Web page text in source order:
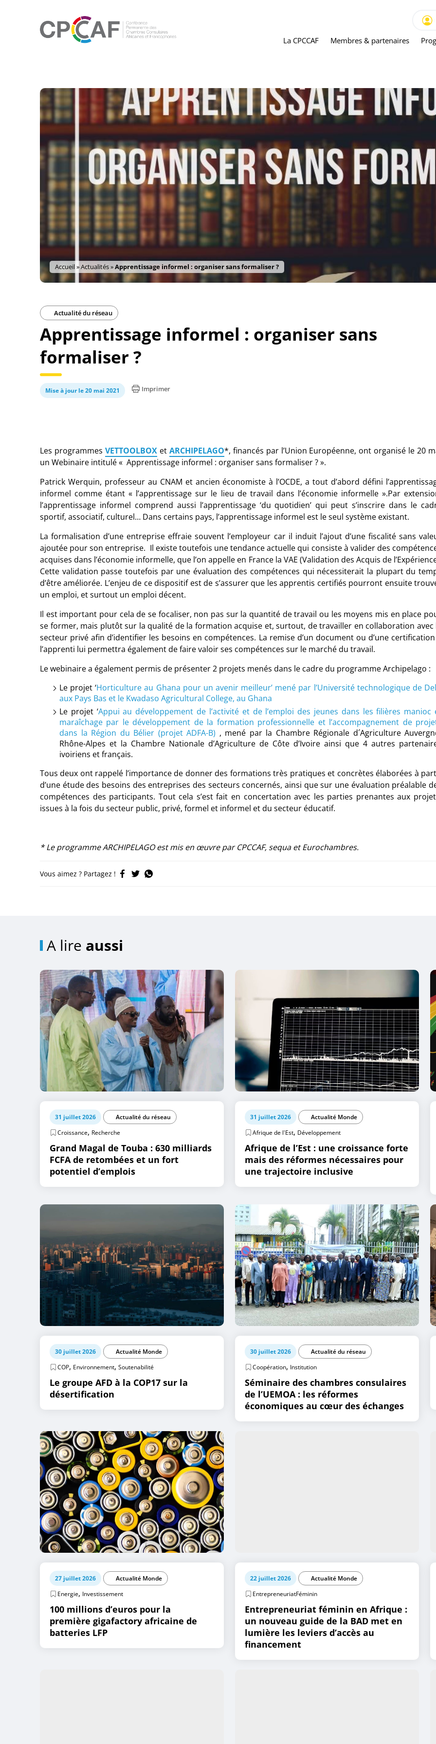
La CPCCAF Membres & partenaires
Accueil»Actualités»Apprentissage informel : organiser sans formaliser ?
Actualité du réseau
Apprentissage informel : organiser sans
formaliser ?
Mise à jour le 20 mai 2021 Imprimer
Les programmes VETTOOLBOX et ARCHIPELAGO*, financés par l’Union Européenne, ont organisé le 20
un Webinaire intitulé « Apprentissage informel : organiser sans formaliser ? ».
Patrick Werquin, professeur au CNAM et ancien économiste à l’OCDE, a tout d’abord défini
informel comme étant « l’apprentissage sur le lieu de travail dans l’économie informelle ».Par
l’apprentissage informel comprend aussi l’apprentissage ‘du quotidien’ qui peut s’inscrire dans le
sportif, associatif, culturel… Dans certains pays, l’apprentissage informel est le seul système existant.
La formalisation d’une entreprise effraie souvent l’employeur car il induit l’ajout d’une fiscalité sans
ajoutée pour son entreprise. Il existe toutefois une tendance actuelle qui consiste à valider des
acquises dans l’économie informelle, que l’on appelle en France la VAE (Validation des Acquis de
Cette validation passe toutefois par une évaluation des compétences qui nécessiterait la plupart du
d’être améliorée. L’enjeu de ce dispositif est de s’assurer que les apprentis certifiés pourront ensuite
un emploi, et surtout un emploi décent.
Il est important pour cela de se focaliser, non pas sur la quantité de travail ou les moyens mis en place
se former, mais plutôt sur la qualité de la formation acquise et, surtout, de travailler en collaboration avec
secteur privé afin d’identifier les besoins en compétences. La remise d’un document ou d’une
l’apprenti lui permettra également de faire valoir ses compétences sur le marché du travail.
Le webinaire a également permis de présenter 2 projets menés dans le cadre du programme Archipelago :
Le projet ‘Horticulture au Ghana pour un avenir meilleur’ mené par l’Université technologique de
aux Pays Bas et le Kwadaso Agricultural College, au Ghana
Le projet ‘Appui au développement de l’activité et de l’emploi des jeunes dans les filières manioc
maraîchage par le développement de la formation professionnelle et l’accompagnement de
dans la Région du Bélier (projet ADFA-B) , mené par la Chambre Régionale d´Agriculture
Rhône-Alpes et la Chambre Nationale d’Agriculture de Côte d’Ivoire ainsi que 4 autres
ivoiriens et français.
Tous deux ont rappelé l’importance de donner des formations très pratiques et concrètes élaborées à
d’une étude des besoins des entreprises des secteurs concernés, ainsi que sur une évaluation préalable
compétences des participants. Tout cela s’est fait en concertation avec les parties prenantes aux
issues à la fois du secteur public, privé, formel et informel et du secteur éducatif.
* Le programme ARCHIPELAGO est mis en œuvre par CPCCAF, sequa et Eurochambres.
Vous aimez ? Partagez !
A lire aussi
31 juillet 2026
Actualité du réseau
Croissance, Recherche
Grand Magal de Touba : 630 milliards
FCFA de retombées et un fort
potentiel d’emplois
31 juillet 2026
Actualité Monde
Afrique de l'Est, Développement
Afrique de l’Est : une croissance forte
mais des réformes nécessaires pour
une trajectoire inclusive
30 juillet 2026
Actualité Monde
COP, Environnement, Soutenabilité
Le groupe AFD à la COP17 sur la
désertification
30 juillet 2026
Actualité du réseau
Coopération, Institution
Séminaire des chambres consulaires
de l’UEMOA : les réformes
économiques au cœur des échanges
27 juillet 2026
Actualité Monde
Energie, Investissement
100 millions d’euros pour la
première gigafactory africaine de
batteries LFP
22 juillet 2026
Actualité Monde
EntrepreneuriatFéminin
Entrepreneuriat féminin en Afrique :
un nouveau guide de la BAD met en
lumière les leviers d’accès au
financement